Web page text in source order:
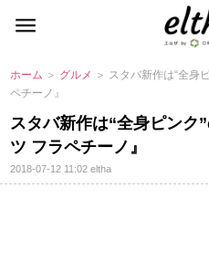
ホーム ＞ グルメ ＞ スタバ新作は“全身
ペチーノ』
スタバ新作は“全身ピンク
ツ フラペチーノ』
2018-07-12 11:02eltha